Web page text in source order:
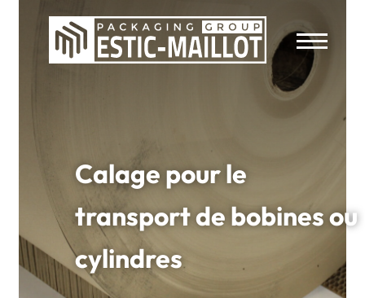
Calage pour le
transport de bobines ou
cylindres